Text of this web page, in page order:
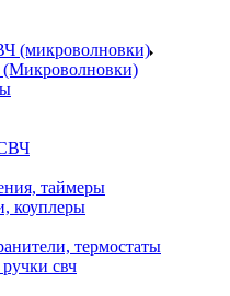
(микроволновки)
таймеры
коуплеры
термостаты
свч